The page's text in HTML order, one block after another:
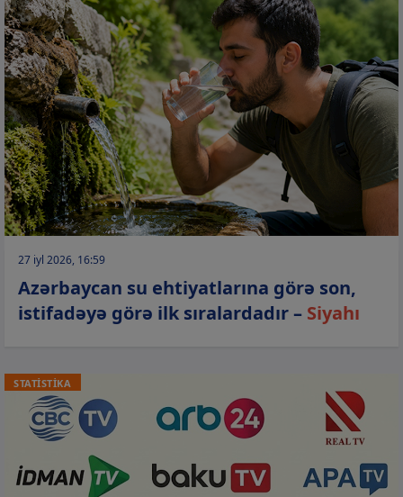
27 iyl 2026, 16:59
Azərbaycan su ehtiyatlarına görə son,
istifadəyə görə ilk sıralardadır – Siyahı
STATİSTİKA